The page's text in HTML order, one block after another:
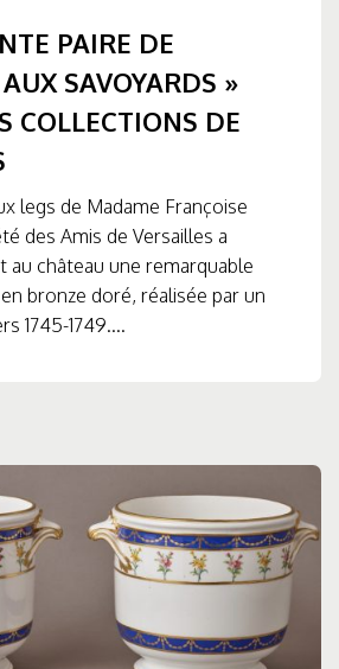
PAIRE DE
SAVOYARDS »
COLLECTIONS DE
legs de Madame Françoise
des Amis de Versailles a
château une remarquable
bronze doré, réalisée par un
1745-1749....